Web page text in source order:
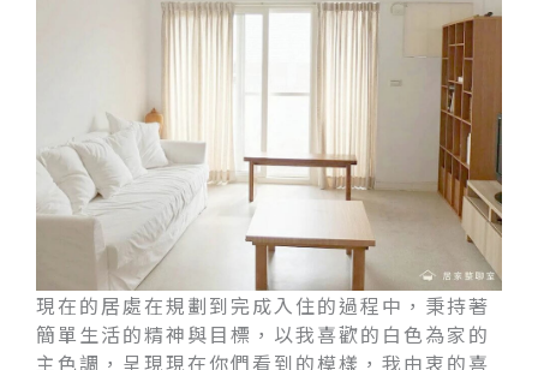
現在的居處在規劃到完成入住的過程中，秉持著
簡單生活的精神與目標，以我喜歡的白色為家的
主色調，呈現現在你們看到的模樣，我由衷的喜